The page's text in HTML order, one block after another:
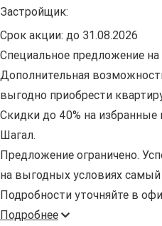
Застройщик:
Срок акции: до 31.08.2026
Специальное предложение
Дополнительная
выгодно приобрести
Скидки до 40% на
Шагал.
Предложение ограничено.
на выгодных условиях
Подробности уточняйте в
Подробнее